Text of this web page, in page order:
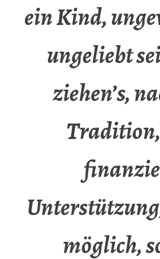
ein Kind,
ungeliebt
ziehen’s,
möglich,